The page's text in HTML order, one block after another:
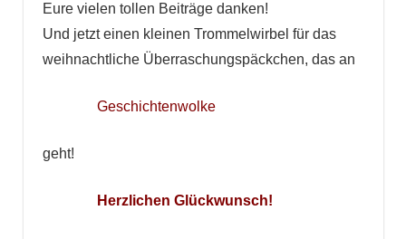
Eure vielen tollen Beiträge danken!
Und jetzt einen kleinen Trommelwirbel für das
weihnachtliche Überraschungspäckchen, das an
Geschichtenwolke
geht!
Herzlichen Glückwunsch!